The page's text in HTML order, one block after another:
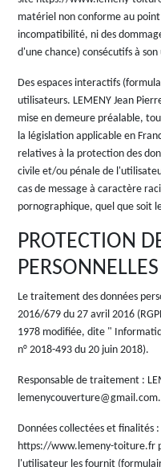
matériel non conforme au
incompatibilité, ni des
d'une chance) consécutifs à
Des espaces interactifs
utilisateurs. LEMENY Jean
mise en demeure préalable,
la législation applicable en
relatives à la protection des
civile et/ou pénale de
cas de message à caractère
pornographique, quel que soit
PROTECTION
Le traitement des données
2016/679 du 27 avril 2016
1978 modifiée, dite "
n° 2018-493 du 20 juin 2018).
Responsable de traitement :
lemenycouverture@gmail.com.
Données collectées et finalités
https://www.lemeny-toiture.fr
l'utilisateur les fournit